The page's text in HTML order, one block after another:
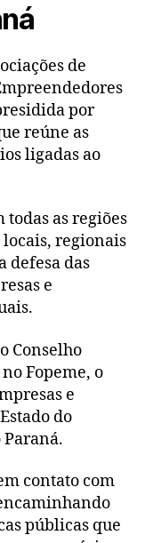
de
por
reúne as
ligadas ao
todas as regiões
regionais
defesa das
e
Conselho
Fopeme, o
e
do
Paraná.
contato com
públicas que